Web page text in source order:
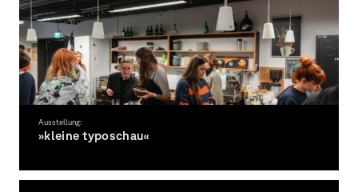
Ausstellung:
»kleine typoschau«